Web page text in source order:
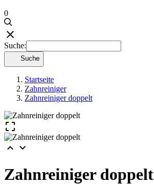
0

Suche:
Suche
Startseite
Zahnreiniger
Zahnreiniger doppelt

 
Zahnreiniger doppelt